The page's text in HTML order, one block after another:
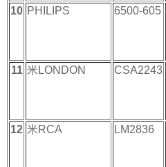
10 PHILIPS 6500-605
11 米LONDON CSA2243
12 米RCA LM2836